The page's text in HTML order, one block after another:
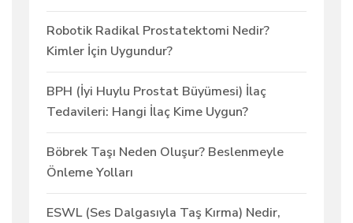
Robotik Radikal Prostatektomi Nedir?
Kimler İçin Uygundur?
BPH (İyi Huylu Prostat Büyümesi) İlaç
Tedavileri: Hangi İlaç Kime Uygun?
Böbrek Taşı Neden Oluşur? Beslenmeyle
Önleme Yolları
ESWL (Ses Dalgasıyla Taş Kırma) Nedir,